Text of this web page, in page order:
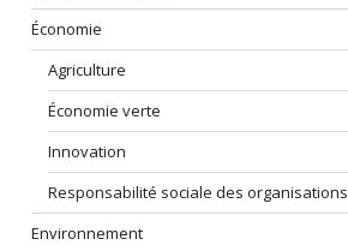
Économie
Agriculture
Économie verte
Innovation
Responsabilité sociale des organisations
Environnement